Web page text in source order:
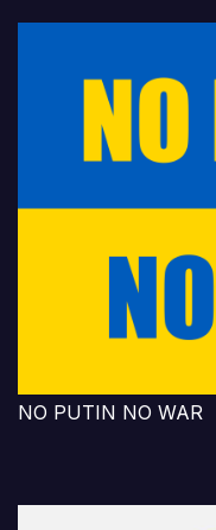
NO PUTIN NO WAR